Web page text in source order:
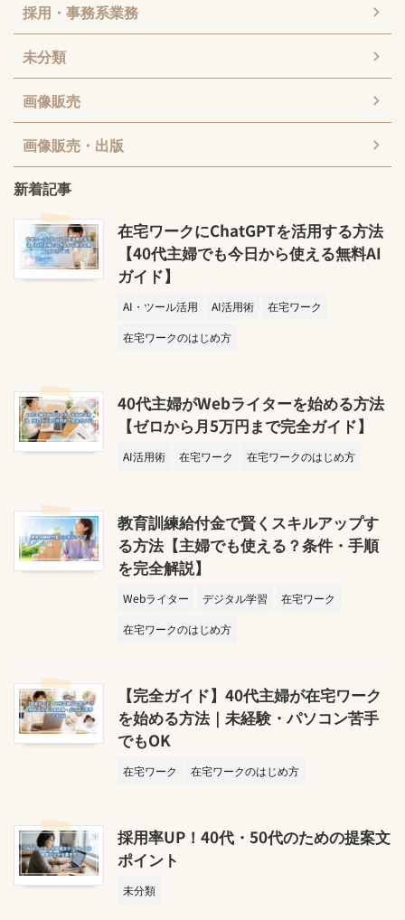
採用・事務系業務
未分類
画像販売
画像販売・出版
新着記事
在宅ワークにChatGPTを活用する方法
【40代主婦でも今日から使える無料AI
ガイド】
AI・ツール活用 AI活用術
在宅ワーク
在宅ワークのはじめ方
40代主婦がWebライターを始める方法
【ゼロから月5万円まで完全ガイド】
AI活用術 在宅ワーク 在宅ワークのはじめ方
教育訓練給付金で賢くスキルアップす
る方法【主婦でも使える？条件・手順
を完全解説】
Webライター デジタル学習
在宅ワーク
在宅ワークのはじめ方
【完全ガイド】40代主婦が在宅ワーク
を始める方法｜未経験・パソコン苦手
でもOK
在宅ワーク 在宅ワークのはじめ方
採用率UP！40代・50代のための提案文
ポイント
未分類